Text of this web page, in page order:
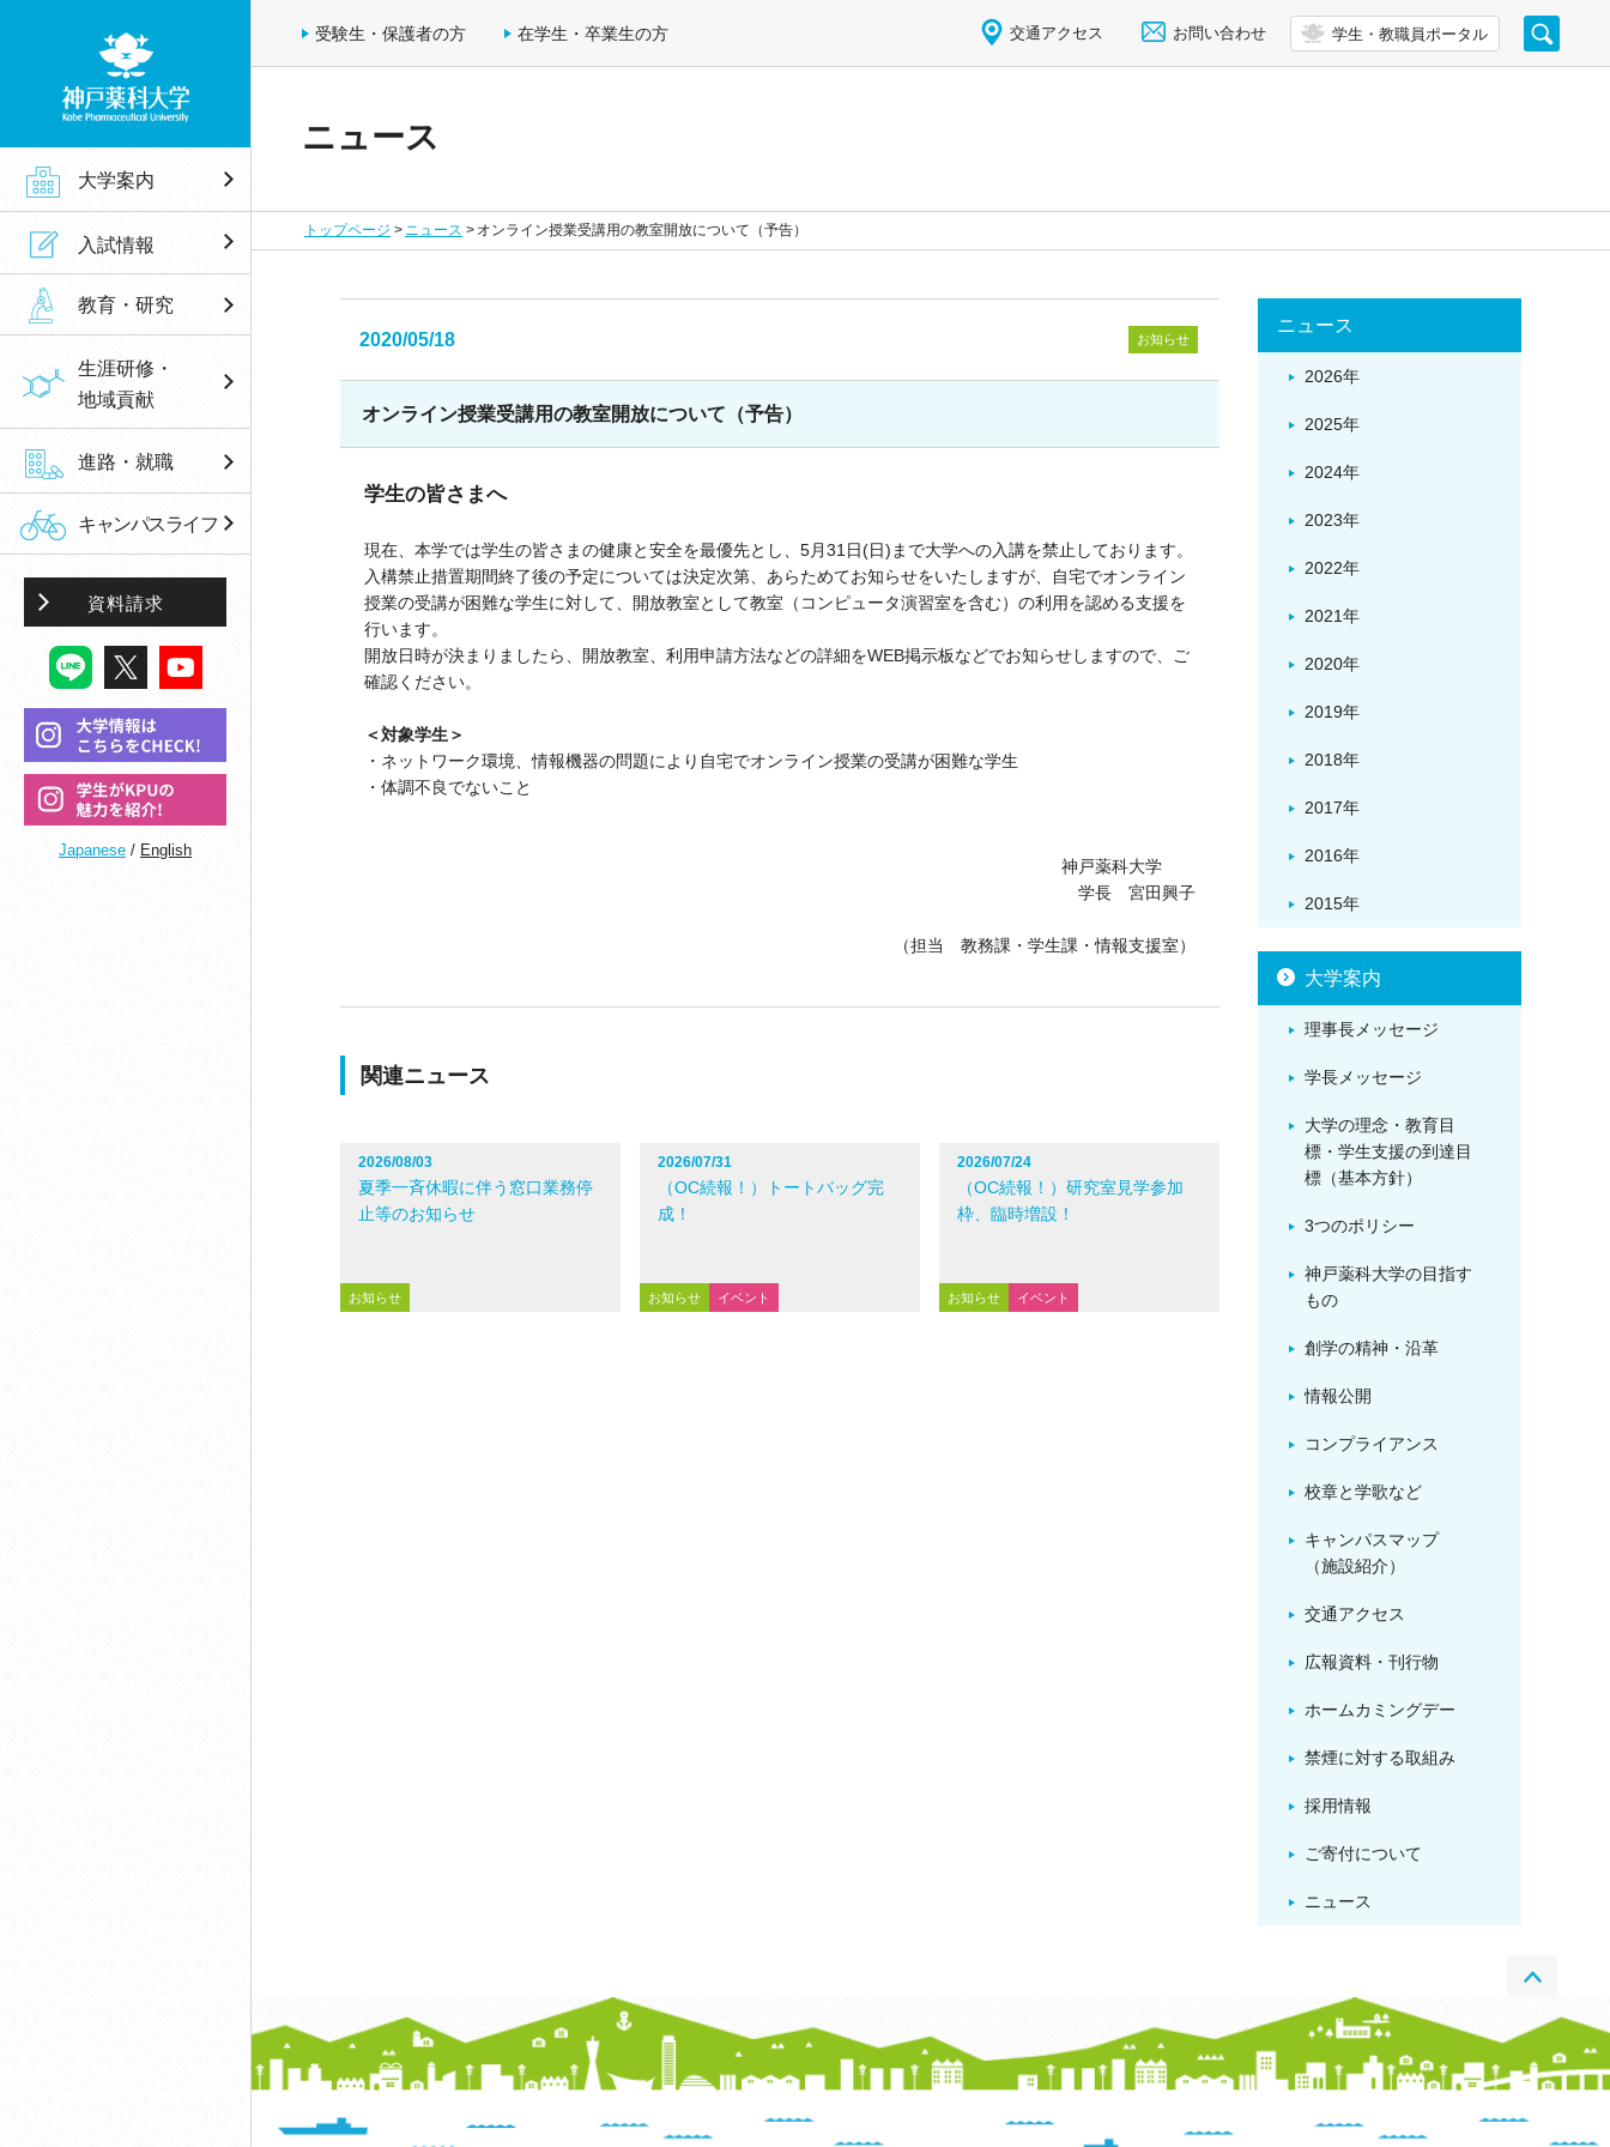
ニュース
トップページ ニュース オンライン授業受講用の教室開放について（予告）
2020/05/18 お知らせ
オンライン授業受講用の教室開放について（予告）
学生の皆さまへ
現在、本学では学生の皆さまの健康と安全を最優先とし、5月31日(日)まで大学への入講を禁止しております。
入構禁止措置期間終了後の予定については決定次第、あらためてお知らせをいたしますが、自宅でオンライン
授業の受講が困難な学生に対して、開放教室として教室（コンピュータ演習室を含む）の利用を認める支援を
行います。
開放日時が決まりましたら、開放教室、利用申請方法などの詳細をWEB掲示板などでお知らせしますので、ご
確認ください。
＜対象学生＞
・ネットワーク環境、情報機器の問題により自宅でオンライン授業の受講が困難な学生
・体調不良でないこと
神戸薬科大学
学長 宮田興子
（担当 教務課・学生課・情報支援室）
関連ニュース
2026/08/03
夏季一斉休暇に伴う窓口業務停
止等のお知らせ
お知らせ
2026/07/31
（OC続報！）トートバッグ完
成！
お知らせ イベント
2026/07/24
（OC続報！）研究室見学参加
枠、臨時増設！
お知らせ イベント
ニュース
2026年
2025年
2024年
2023年
2022年
2021年
2020年
2019年
2018年
2017年
2016年
2015年
大学案内
理事長メッセージ
学長メッセージ
大学の理念・教育目
標・学生支援の到達目
標（基本方針）
3つのポリシー
神戸薬科大学の目指す
もの
創学の精神・沿革
情報公開
コンプライアンス
校章と学歌など
キャンパスマップ
（施設紹介）
交通アクセス
広報資料・刊行物
ホームカミングデー
禁煙に対する取組み
採用情報
ご寄付について
ニュース
神戸薬科大学
大学案内
入試情報
教育・研究
生涯研修・
地域貢献
進路・就職
キャンパスライフ
資料請求
Japanese / English
受験生・保護者の方 在学生・卒業生の方 交通アクセス お問い合わせ 学生・教職員ポータル